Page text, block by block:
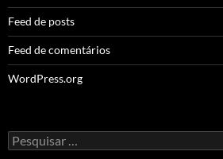
Feed de posts
Feed de comentários
WordPress.org
Pesquisar
por: